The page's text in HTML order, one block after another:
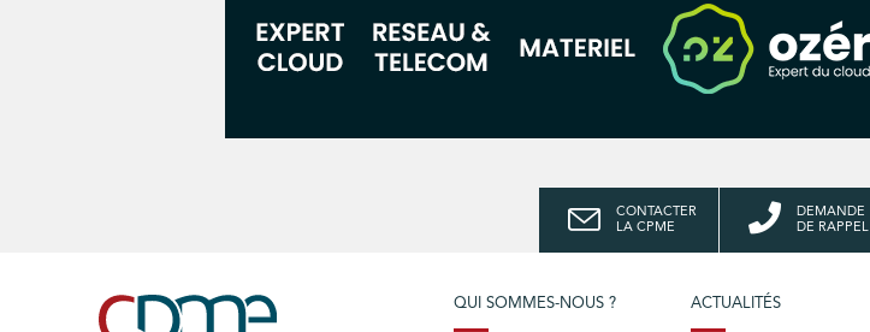
CONTACTER
LA CPME
DEMANDE
DE RAPPEL
QUI SOMMES-NOUS ? ACTUALITÉS